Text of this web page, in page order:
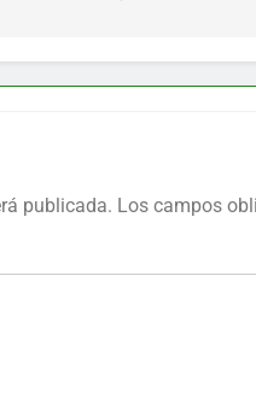
publicada. Los campos